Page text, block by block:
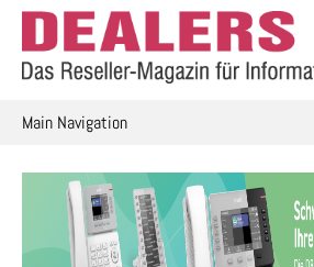
Skip
content
Main Navigation